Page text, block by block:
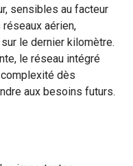
sensibles au facteur
aérien,
le dernier kilomètre.
le réseau intégré
dès
aux besoins futurs.